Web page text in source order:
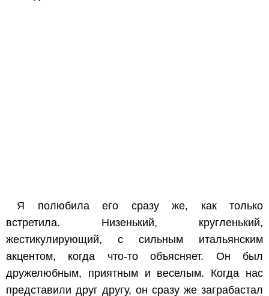
Я полюбила его сразу же, как только
встретила. Низенький, кругленький,
жестикулирующий, с сильным итальянским
акцентом, когда что-то объясняет. Он был
дружелюбным, приятным и веселым. Когда нас
представили друг другу, он сразу же заграбастал